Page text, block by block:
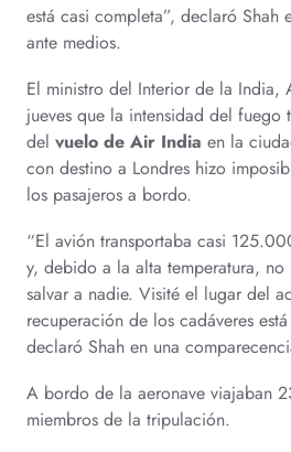
está casi completa”, declaró Shah
ante medios.
El ministro del Interior de la India,
jueves que la intensidad del fuego
del vuelo de Air India en la
con destino a Londres hizo
los pasajeros a bordo.
“El avión transportaba casi
y, debido a la alta temperatura,
salvar a nadie. Visité el lugar del
recuperación de los cadáveres
declaró Shah en una
A bordo de la aeronave viajaban
miembros de la tripulación.